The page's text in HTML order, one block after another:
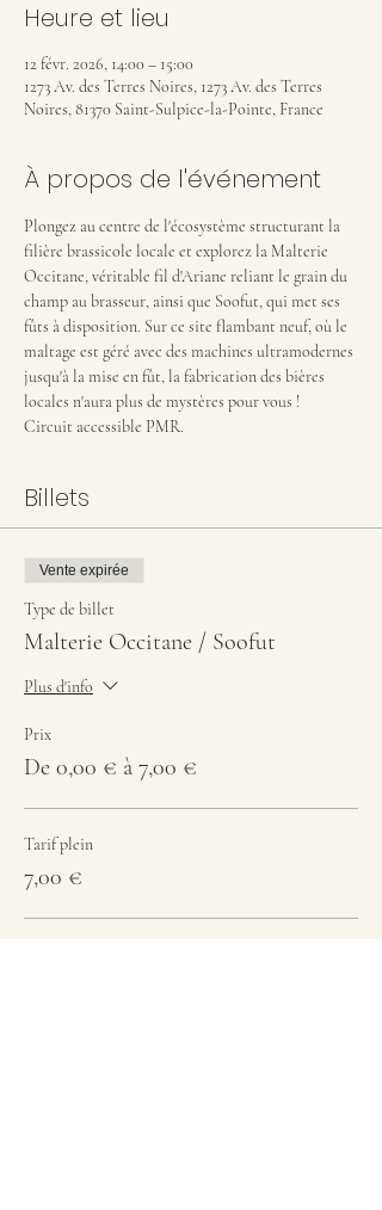
Heure et lieu
12 févr. 2026, 14:00 – 15:00
1273 Av. des Terres Noires, 1273 Av. des Terres
Noires, 81370 Saint-Sulpice-la-Pointe, France
À propos de l'événement
Plongez au centre de l'écosystème structurant la
filière brassicole locale et explorez la Malterie
Occitane, véritable fil d'Ariane reliant le grain du
champ au brasseur, ainsi que Soofut, qui met ses
fûts à disposition. Sur ce site flambant neuf, où le
maltage est géré avec des machines ultramodernes
jusqu'à la mise en fût, la fabrication des bières
locales n'aura plus de mystères pour vous !
Circuit accessible PMR.
Billets
Vente expirée
Type de billet
Malterie Occitane / Soofut
Plus d'info
Prix
De 0,00 € à 7,00 €
Tarif plein
7,00 €